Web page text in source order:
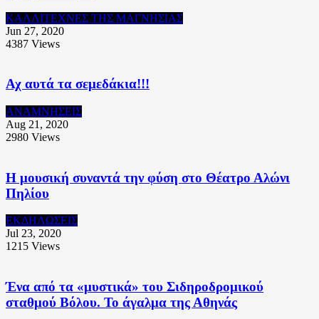
ΚΑΛΛΙΤΕΧΝΕΣ ΤΗΣ ΜΑΓΝΗΣΙΑΣ
Jun 27, 2020
4387 Views
Αχ αυτά τα σεμεδάκια!!!
ΑΝΑΜΝΗΣΕΙΣ
Aug 21, 2020
2980 Views
Η μουσική συναντά την φύση στο Θέατρο Αλώνι
Πηλίου
ΕΚΔΗΛΩΣΕΙΣ
Jul 23, 2020
1215 Views
Ένα από τα «μυστικά» του Σιδηροδρομικού
σταθμού Βόλου. Το άγαλμα της Αθηνάς